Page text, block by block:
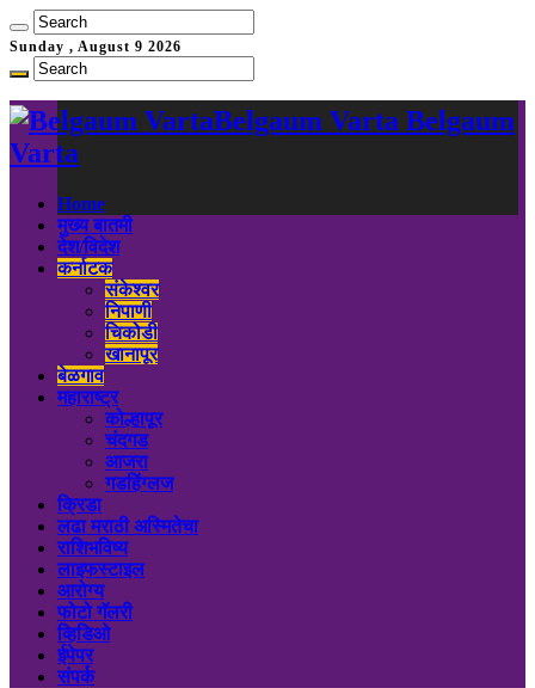
Sunday , August 9 2026
Belgaum Varta Belgaum
Varta
Home
मुख्य बातमी
देश/विदेश
कर्नाटक
संकेश्वर
निपाणी
चिकोडी
खानापूर
बेळगाव
महाराष्ट्र
कोल्हापूर
चंदगड
आजरा
गडहिंग्लज
क्रिडा
लढा मराठी अस्मितेचा
राशिभविष्य
लाइफस्टाइल
आरोग्य
फोटो गॅलरी
व्हिडिओ
ईपेपर
संपर्क